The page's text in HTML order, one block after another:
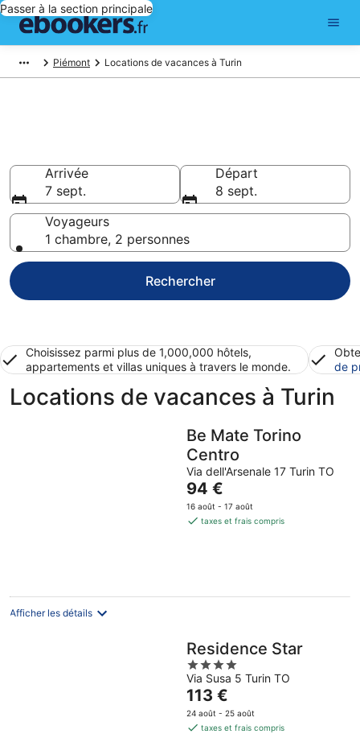
Passer à la section principale
Piémont Locations de vacances à Turin
Arrivée
7 sept.
Départ
8 sept.
Voyageurs
1 chambre, 2 personnes
Rechercher
Choisissez parmi plus de 1,000,000 hôtels,
appartements et villas uniques à travers le monde.
de
Locations de vacances à Turin
Be Mate Torino
Centro
Via dell'Arsenale 17 Turin TO
Le
prix
est
94 €
16 août - 17 août
taxes et frais compris
Afficher les détails
Residence Star
4
out
of
5
Via Susa 5 Turin TO
Le
prix
est
113 €
24 août - 25 août
taxes et frais compris